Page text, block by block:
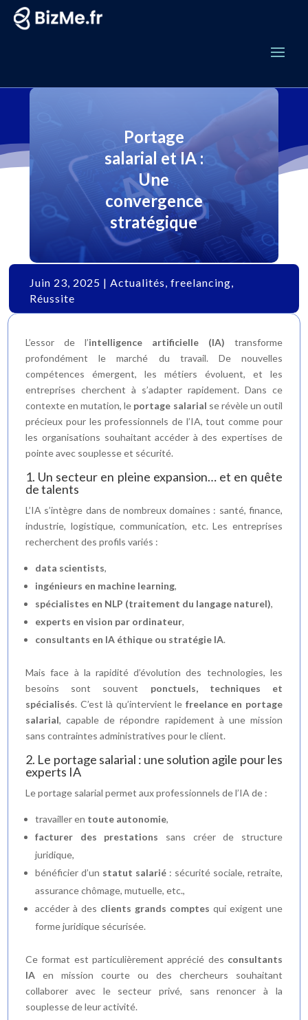
Portage
salarial et IA :
Une
convergence
stratégique
Juin 23, 2025 |Actualités,freelancing,
Réussite
L’essor de l’intelligence artificielle (IA) transforme
profondément le marché du travail. De nouvelles
compétences émergent, les métiers évoluent, et les
entreprises cherchent à s’adapter rapidement. Dans ce
contexte en mutation, le portage salarial se révèle un outil
précieux pour les professionnels de l’IA, tout comme pour
les organisations souhaitant accéder à des expertises de
pointe avec souplesse et sécurité.
1. Un secteur en pleine expansion… et en quête
de talents
L’IA s’intègre dans de nombreux domaines : santé, finance,
industrie, logistique, communication, etc. Les entreprises
recherchent des profils variés :
data scientists,
ingénieurs en machine learning,
spécialistes en NLP (traitement du langage naturel),
experts en vision par ordinateur,
consultants en IA éthique ou stratégie IA.
Mais face à la rapidité d’évolution des technologies, les
besoins sont souvent ponctuels, techniques et
spécialisés. C’est là qu’intervient le freelance en portage
salarial, capable de répondre rapidement à une mission
sans contraintes administratives pour le client.
2. Le portage salarial : une solution agile pour les
experts IA
Le portage salarial permet aux professionnels de l’IA de :
travailler en toute autonomie,
facturer des prestations sans créer de structure
juridique,
bénéficier d’un statut salarié : sécurité sociale, retraite,
assurance chômage, mutuelle, etc.,
accéder à des clients grands comptes qui exigent une
forme juridique sécurisée.
Ce format est particulièrement apprécié des consultants
IA en mission courte ou des chercheurs souhaitant
collaborer avec le secteur privé, sans renoncer à la
souplesse de leur activité.